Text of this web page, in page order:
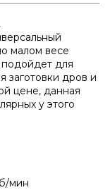
малом весе
для
заготовки дров и
цене, данная
у этого
мин